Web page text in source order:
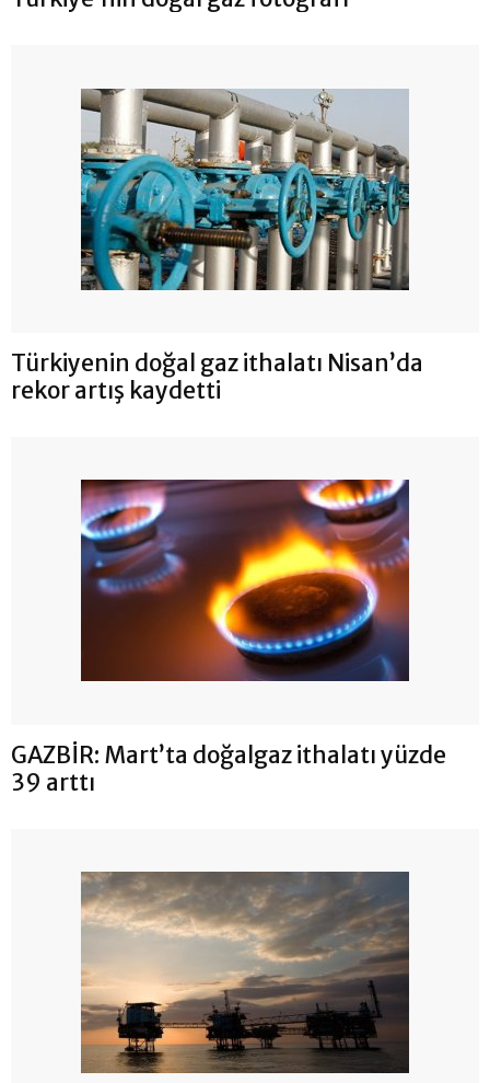
Türkiyenin doğal gaz ithalatı Nisan’da
rekor artış kaydetti
GAZBİR: Mart’ta doğalgaz ithalatı yüzde
39 arttı